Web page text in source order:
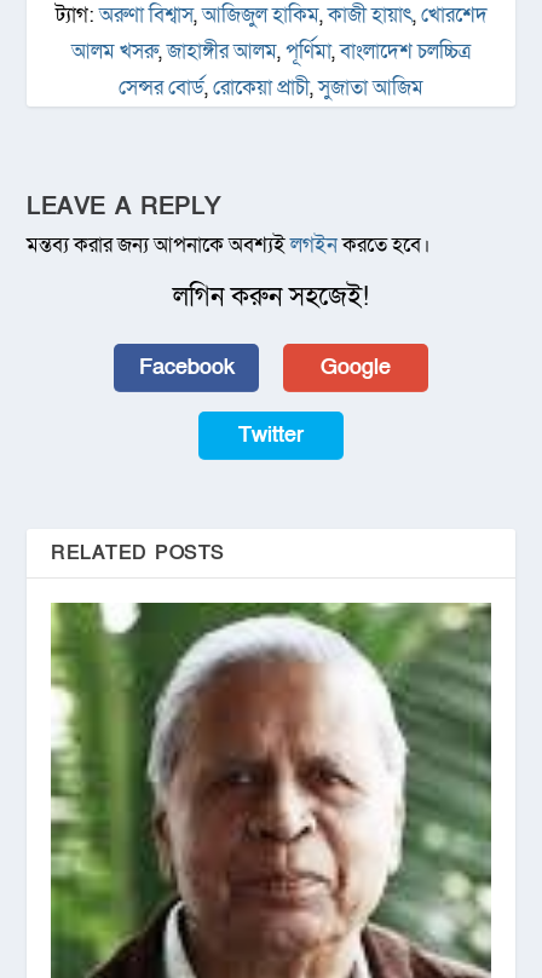
ট্যাগ:অরুণা বিশ্বাস,আজিজুল হাকিম,কাজী হায়াৎ,খোরশেদ
আলম খসরু,জাহাঙ্গীর আলম,পূর্ণিমা,বাংলাদেশ চলচ্চিত্র
সেন্সর বোর্ড,রোকেয়া প্রাচী,সুজাতা আজিম
LEAVE A REPLY
মন্তব্য করার জন্য আপনাকে অবশ্যইলগইনকরতে হবে।
লগিন করুন সহজেই!
Facebook Google
Twitter
RELATED POSTS